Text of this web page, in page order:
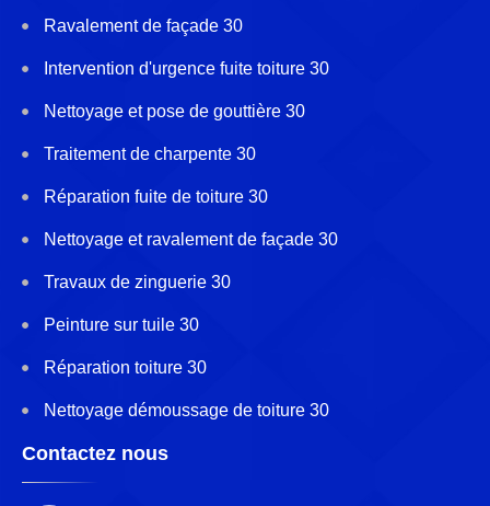
Ravalement de façade 30
Intervention d'urgence fuite toiture 30
Nettoyage et pose de gouttière 30
Traitement de charpente 30
Réparation fuite de toiture 30
Nettoyage et ravalement de façade 30
Travaux de zinguerie 30
Peinture sur tuile 30
Réparation toiture 30
Nettoyage démoussage de toiture 30
Contactez nous